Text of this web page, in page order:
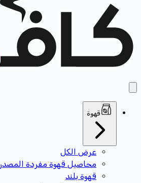
قهوة
عرض الكل
محاصيل قهوة مفردة المصدر
قهوة بلند